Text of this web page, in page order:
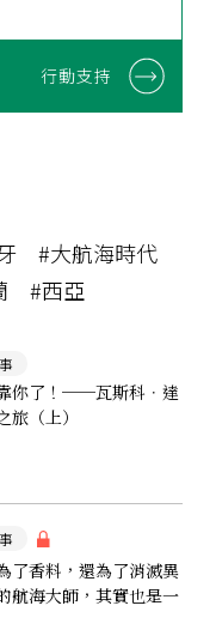
行動支持
#大航海時代
#西亞
你了！──瓦斯科．達
旅（上）
了香料，還為了消滅異
航海大師，其實也是一